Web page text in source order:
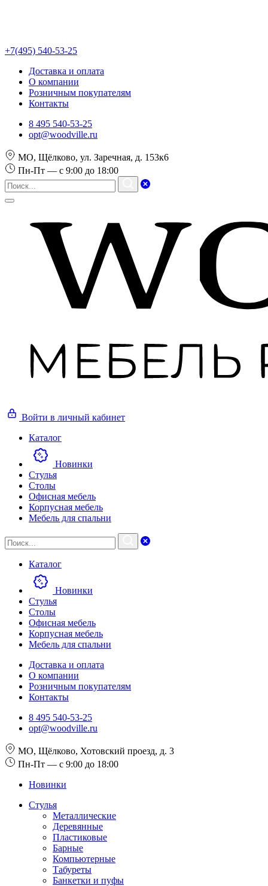
+7(495) 540-53-25
Доставка и оплата
О компании
Розничным покупателям
Контакты
8 495 540-53-25
opt@woodville.ru
МО, Щёлково, ул. Заречная, д. 153к6
Пн-Пт — с 9:00 до 18:00
Войти в личный кабинет
Каталог
Новинки
Стулья
Столы
Офисная мебель
Корпусная мебель
Мебель для спальни
Каталог
Новинки
Стулья
Столы
Офисная мебель
Корпусная мебель
Мебель для спальни
Доставка и оплата
О компании
Розничным покупателям
Контакты
8 495 540-53-25
opt@woodville.ru
МО, Щёлково, Хотовский проезд, д. 3
Пн-Пт — с 9:00 до 18:00
Новинки
Стулья
Металлические
Деревянные
Пластиковые
Барные
Компьютерные
Табуреты
Банкетки и пуфы